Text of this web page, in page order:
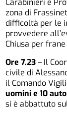
Carabinieri e
zona di
difficoltà per le
provvedere
Chiusa per
Ore 7.23– Il
civile di
il Comando
uomini e 10
si è abbattuto